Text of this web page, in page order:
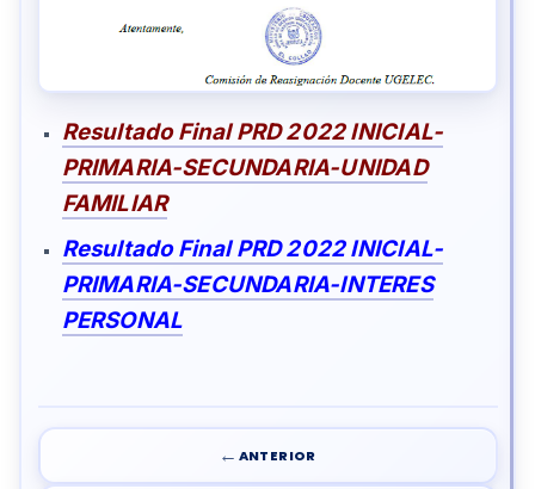
Resultado Final PRD 2022 INICIAL-
PRIMARIA-SECUNDARIA-UNIDAD
FAMILIAR
Resultado Final PRD 2022 INICIAL-
PRIMARIA-SECUNDARIA-INTERES
PERSONAL
← ANTERIOR